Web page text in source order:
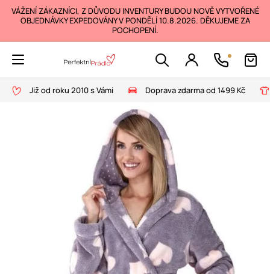
VÁŽENÍ ZÁKAZNÍCI, Z DŮVODU INVENTURY BUDOU NOVĚ VYTVOŘENÉ
OBJEDNÁVKY EXPEDOVÁNY V PONDĚLÍ 10.8.2026. DĚKUJEME ZA
POCHOPENÍ.
Již od roku 2010 s Vámi Doprava zdarma od 1499 Kč